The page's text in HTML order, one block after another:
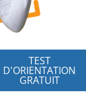
TEST
D'ORIENTATION
GRATUIT